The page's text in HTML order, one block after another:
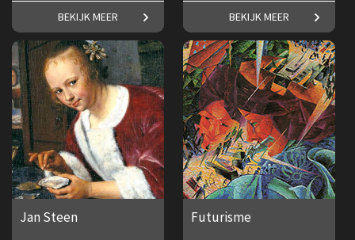
€ 17,50
BEKIJK MEER
kunstschilder James McNeill
Whistler.
€ 17,50
BEKIJK MEER
Jan Steen Futurisme